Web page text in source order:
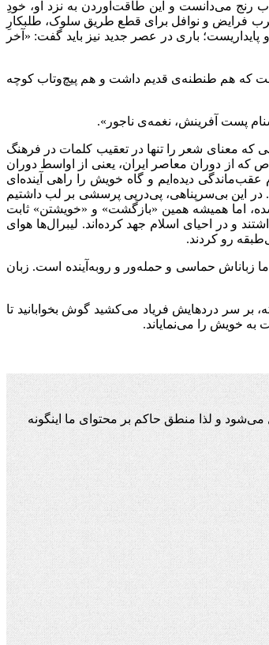
رنج می‌دانست و این طاقت‌آوردن به نزد او، خودِ
فرایض و نوافل برای قطع طریق سلوک، طلبکارِ
باری در عصر جدید نیز باید گفت: «آخر
نوشت که هم طنطنه‌ی قدیم داشت و هم پیچ‌وتاب کوچه
پست آفرینش، نغمه‌ی ناجور».
که معنای شعر را تنها در تعقیب کلمات در فرهنگ
از دوران معاصر ایران، یعنی از اواسط دوران
عقب‌ماندگی دیده‌ایم و گاه خویش را راهی آینده‌ای
در این بی‌سرپناهی، پی‌درپی پرسشی بر لب داشتیم
اما همیشه همین «بازگشت» و «خویشتن» ثابت
و در احیای اسلام جهد کرده‌اند. لیبرال‌ها هوای
رو کردند.
زباناش حماسی و حمله‌ور و روبه‌آینده است. زبان
بر سر دردهایش فریاد می‌کشید گوش بخوابانید تا
و لذا منطق حاکم بر محتوای ما اینگونه